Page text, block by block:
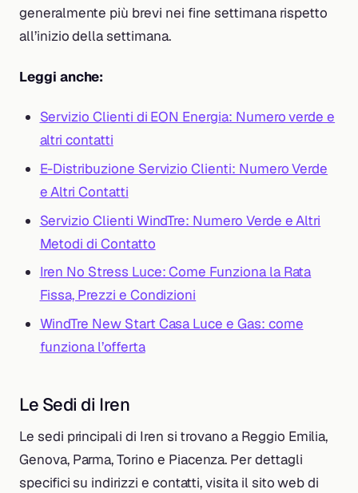
generalmente più brevi nei fine settimana rispetto
all’inizio della settimana.
Leggi anche:
Servizio Clienti di EON Energia: Numero verde e
altri contatti
E-Distribuzione Servizio Clienti: Numero Verde
e Altri Contatti
Servizio Clienti WindTre: Numero Verde e Altri
Metodi di Contatto
Iren No Stress Luce: Come Funziona la Rata
Fissa, Prezzi e Condizioni
WindTre New Start Casa Luce e Gas: come
funziona l’offerta
Le Sedi di Iren
Le sedi principali di Iren si trovano a Reggio Emilia,
Genova, Parma, Torino e Piacenza. Per dettagli
specifici su indirizzi e contatti, visita il sito web di